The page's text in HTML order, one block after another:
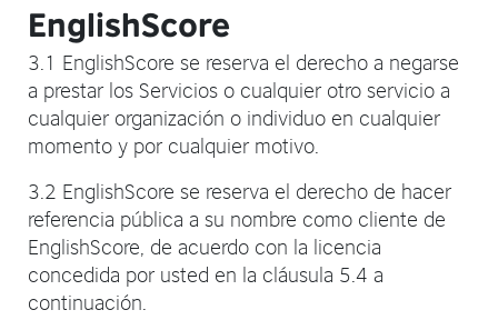
EnglishScore
3.1 EnglishScore se reserva el derecho a negarse
a prestar los Servicios o cualquier otro servicio a
cualquier organización o individuo en cualquier
momento y por cualquier motivo.
3.2 EnglishScore se reserva el derecho de hacer
referencia pública a su nombre como cliente de
EnglishScore, de acuerdo con la licencia
concedida por usted en la cláusula 5.4 a
continuación.